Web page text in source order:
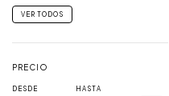
VER TODOS
PRECIO
DESDE HASTA